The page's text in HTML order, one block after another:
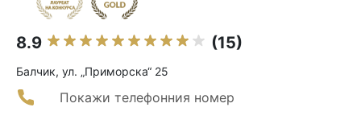
8.9 (15)
Балчик, ул. „Приморска“ 25
Покажи телефонния номер